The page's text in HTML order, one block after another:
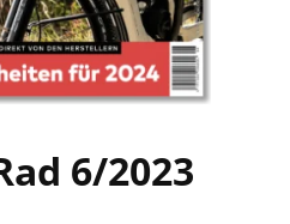
6/2023